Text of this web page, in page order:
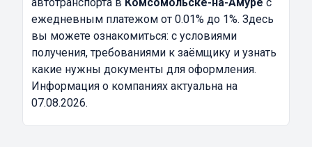
ежедневным платежом от 0.01% до 1%. Здесь
вы можете ознакомиться: с условиями
получения, требованиями к заёмщику и узнать
какие нужны документы для оформления.
Информация о компаниях актуальна на
07.08.2026.